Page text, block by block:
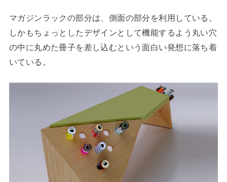
マガジンラックの部分は、側面の部分を利用している。
しかもちょっとしたデザインとして機能するよう丸い穴
の中に丸めた冊子を差し込むという面白い発想に落ち着
いている。